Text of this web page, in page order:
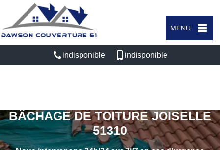
MENU
indisponible indisponible
BÂCHAGE DE TOITURE JOISELLE
51310